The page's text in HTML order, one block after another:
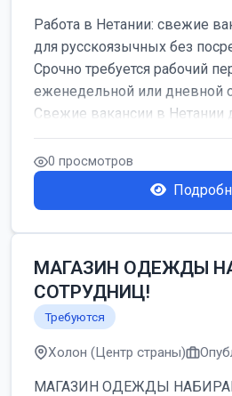
Работа в Нетании: свежие
для русскоязычных без
Срочно требуется рабочий
еженедельной или дневной
Свежие вакансии в Нетании
0 просмотров
МАГАЗИН ОДЕЖДЫ
СОТРУДНИЦ!
Требуются
Холон (Центр страны)
МАГАЗИН ОДЕЖДЫ